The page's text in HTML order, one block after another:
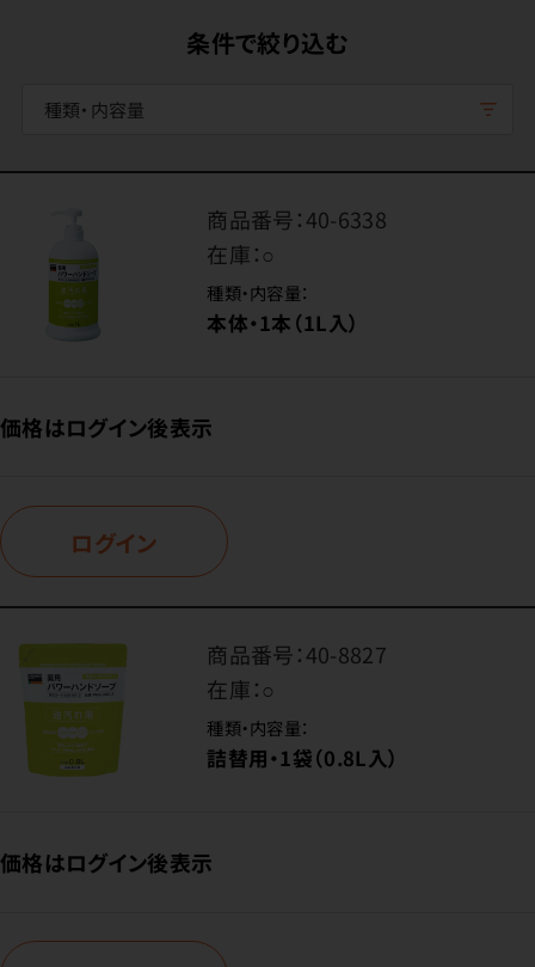
条件で絞り込む
種類・内容量
商品番号：40-6338
在庫：○
種類・内容量：
本体・1本（1L入）
価格はログイン後表示
ログイン
商品番号：40-8827
在庫：○
種類・内容量：
詰替用・1袋（0.8L入）
価格はログイン後表示